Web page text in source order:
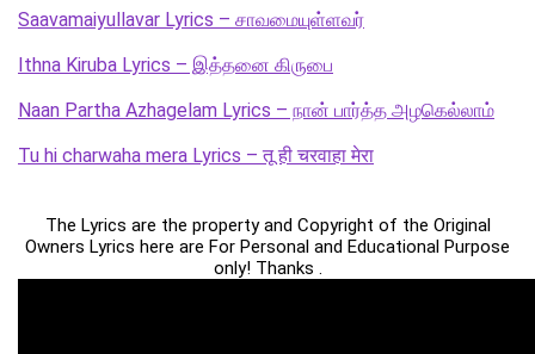
Saavamaiyullavar Lyrics – சாவமையுள்ளவர்
Ithna Kiruba Lyrics – இத்தனை கிருபை
Naan Partha Azhagelam Lyrics – நான் பார்த்த அழகெல்லாம்
Tu hi charwaha mera Lyrics – तू ही चरवाहा मेरा
The Lyrics are the property and Copyright of the Original
Owners Lyrics here are For Personal and Educational Purpose
only! Thanks .